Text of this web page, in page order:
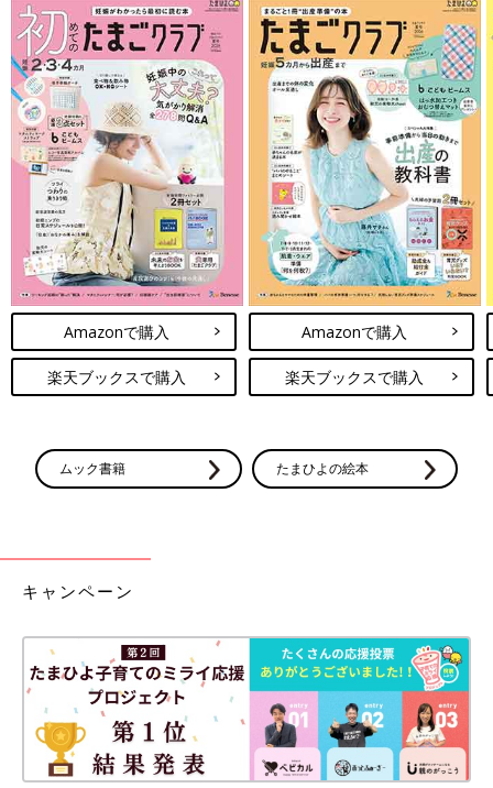
Amazonで購入
楽天ブックスで購入
Amazonで購入
楽天ブックスで購入
ムック書籍 たまひよの絵本
キャンペーン